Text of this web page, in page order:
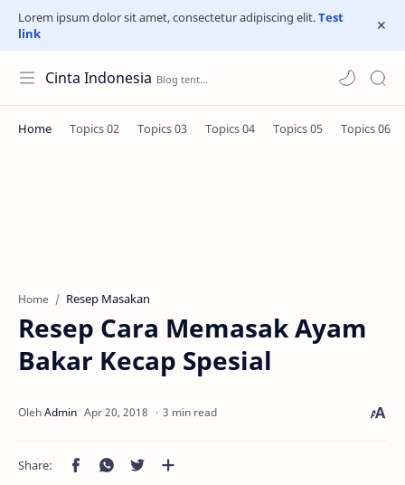
Lorem ipsum dolor sit amet, consectetur adipiscing elit.Test
link
Cinta Indonesia
Home Resep Masakan
Resep Cara Memasak Ayam
Bakar Kecap Spesial
3 min read